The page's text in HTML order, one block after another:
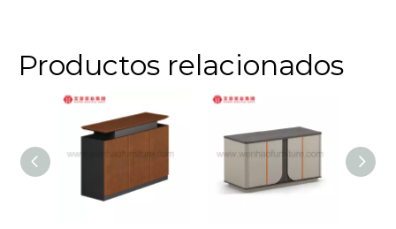
recepción.
Productos relacionados